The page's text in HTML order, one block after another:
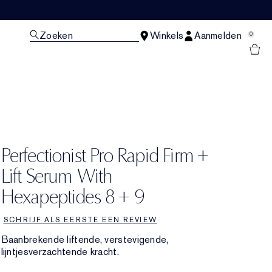
Zoeken Winkels Aanmelden 0
Perfectionist Pro Rapid Firm +
Lift Serum With
Hexapeptides 8 + 9
SCHRIJF ALS EERSTE EEN REVIEW
Baanbrekende liftende, verstevigende,
lijntjesverzachtende kracht.